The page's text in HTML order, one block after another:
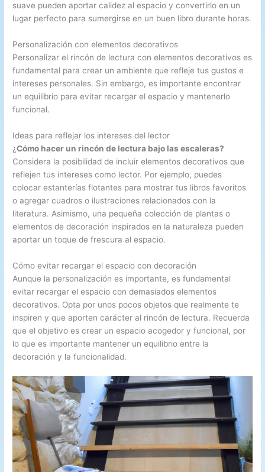
suave pueden aportar calidez al espacio y convertirlo en un
lugar perfecto para sumergirse en un buen libro durante horas.
Personalización con elementos decorativos
Personalizar el rincón de lectura con elementos decorativos es
fundamental para crear un ambiente que refleje tus gustos e
intereses personales. Sin embargo, es importante encontrar
un equilibrio para evitar recargar el espacio y mantenerlo
funcional.
Ideas para reflejar los intereses del lector
¿Cómo hacer un rincón de lectura bajo las escaleras?
Considera la posibilidad de incluir elementos decorativos que
reflejen tus intereses como lector. Por ejemplo, puedes
colocar estanterías flotantes para mostrar tus libros favoritos
o agregar cuadros o ilustraciones relacionados con la
literatura. Asimismo, una pequeña colección de plantas o
elementos de decoración inspirados en la naturaleza pueden
aportar un toque de frescura al espacio.
Cómo evitar recargar el espacio con decoración
Aunque la personalización es importante, es fundamental
evitar recargar el espacio con demasiados elementos
decorativos. Opta por unos pocos objetos que realmente te
inspiren y que aporten carácter al rincón de lectura. Recuerda
que el objetivo es crear un espacio acogedor y funcional, por
lo que es importante mantener un equilibrio entre la
decoración y la funcionalidad.